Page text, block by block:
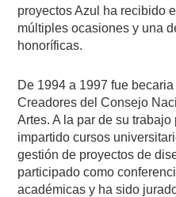
proyectos Azul ha recibido
múltiples ocasiones y una
honoríficas.
De 1994 a 1997 fue
Creadores del Consejo
Artes. A la par de su
impartido cursos
gestión de proyectos de
participado como
académicas y ha sido